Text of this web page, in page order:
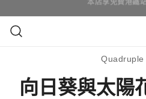
to
content
店 | 香港
身訂造
向日葵與太陽